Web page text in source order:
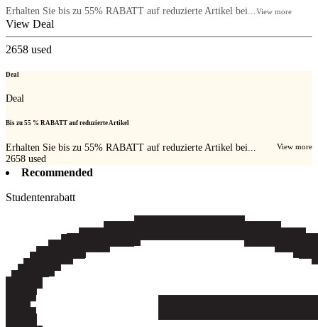
Erhalten Sie bis zu 55% RABATT auf reduzierte Artikel bei... View more
View Deal
2658 used
Deal
Deal
Bis zu 55 % RABATT auf reduzierte Artikel
Erhalten Sie bis zu 55% RABATT auf reduzierte Artikel bei... View more
2658 used
Recommended
Studentenrabatt